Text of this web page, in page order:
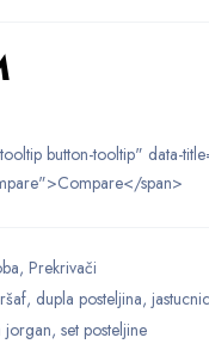
button-tooltip" data-
span>
, Prekrivači
, dupla posteljina,
jorgan, set posteljine